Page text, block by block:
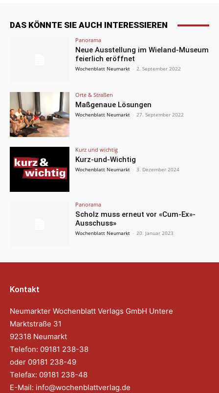
DAS KÖNNTE SIE AUCH INTERESSIEREN
Panorama
Neue Ausstellung im Wieland-Museum
feierlich eröffnet
Wochenblatt Neumarkt - 2. September 2022
Orte & Straßen
Maßgenaue Lösungen
Wochenblatt Neumarkt - 27. September 2022
Kurz und wichtig
Kurz-und-Wichtig
Wochenblatt Neumarkt - 3. Dezember 2024
Panorama
Scholz muss erneut vor «Cum-Ex»-
Ausschuss»
Wochenblatt Neumarkt - 20. Januar 2023
Kontakt
Neumarkter Wochenblatt Verlags GmbH Untere
Marktstraße 31
92318 Neumarkt
Telefon: 09181 238-38
oder 09181 238-49
Telefax: 09181 238-48
E-Mail: info@wochenblattverlag.de